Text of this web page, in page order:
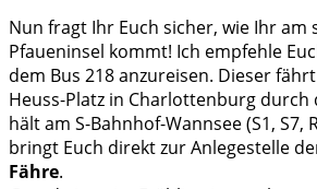
Nun fragt Ihr Euch sicher, wie Ihr am
Pfaueninsel kommt! Ich empfehle
dem Bus 218 anzureisen. Dieser
Heuss-Platz in Charlottenburg durch
hält am S-Bahnhof-Wannsee (S1, S7,
bringt Euch direkt zur Anlegestelle
Fähre.